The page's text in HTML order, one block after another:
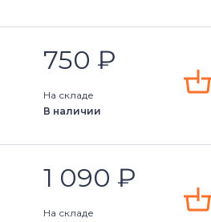
750 ₽
На складе
В наличии
1 090 ₽
На складе